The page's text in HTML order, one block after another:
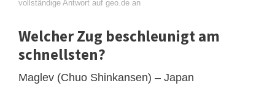
vollständige Antwort auf geo.de an
Welcher Zug beschleunigt am
schnellsten?
Maglev (Chuo Shinkansen) – Japan